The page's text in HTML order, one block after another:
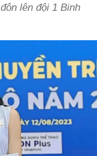
lên đội 1 Binh